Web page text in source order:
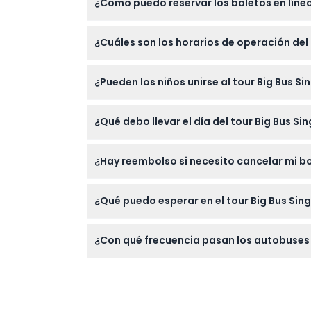
pago seguro para confirmar tu reserva.
¿Cuáles son los horarios de operación
Tour Nocturno que sale a las 6:15
¿Pueden los niños unirse al tour Big Bus
pagado durante el tour.
¿Qué debo llevar el día del tour Big Bus
embarque.
¿Hay reembolso si necesito cancelar mi
antes de reservar.
¿Qué puedo esperar en el tour Big Bus
Orchard Road y más, todo mientras
¿Con qué frecuencia pasan los